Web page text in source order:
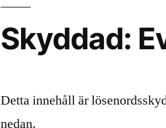
Skyddad:
Detta innehåll är
nedan.